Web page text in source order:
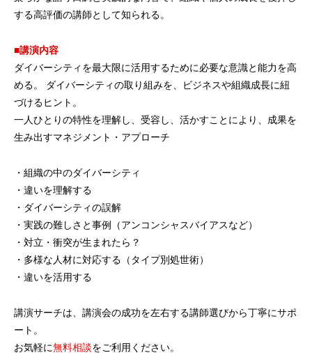
する高評価の講師として知られる。
■講演内容
ダイバーシティを最大限に活用するために必要な意識と能力を高
める。 ダイバーシティの取り組みを、ビジネスや組織成長に紐
づけるヒント。
一人ひとりの特性を理解し、受容し、活かすことにより、成果を
生み出すマネジメント・アプローチ
・組織の中のダイバーシティ
・違いを理解する
・ダイバーシティの誤解
・実践の難しさと事例（アンコンシャスバイアスなど）
・対立・衝突が生まれたら？
・多様な人材に対応する（タイプ別処世術）
・違いを活用する
講演サーチは、講演会の成功を左右する講師選びから丁寧にサポ
ート。
お気軽に無料相談をご利用ください。